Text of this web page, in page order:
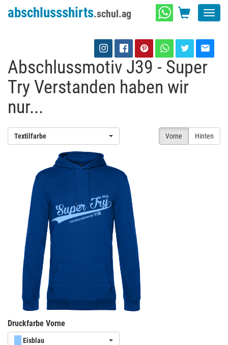
abschlussshirts.schul.ag
Abschlussmotiv J39 - Super
Try Verstanden haben wir
nur...
Vorne Hinten
Textilfarbe
Druckfarbe Vorne
Eisblau